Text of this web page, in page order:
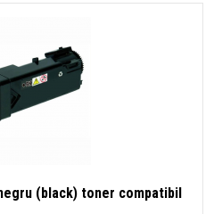
(black) toner compatibil